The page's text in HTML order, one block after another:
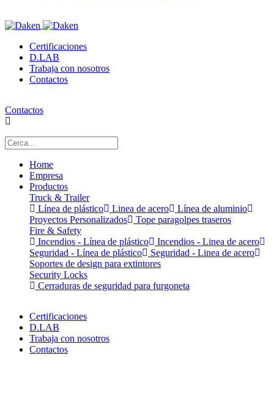
Certificaciones
D.LAB
Trabaja con nosotros
Contactos
Contactos
Home
Empresa
Productos
Truck & Trailer
Línea de plástico
Linea de acero
Línea de aluminio
Proyectos Personalizados
Tope paragolpes traseros
Fire & Safety
Incendios - Línea de plástico
Incendios - Linea de acero
Seguridad - Línea de plástico
Seguridad - Linea de acero
Soportes de design para extintores
Security Locks
Cerraduras de seguridad para furgoneta
Certificaciones
D.LAB
Trabaja con nosotros
Contactos